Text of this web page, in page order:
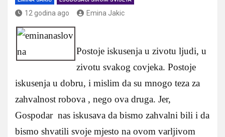
12 godina ago Emina Jakic
Postoje iskusenja u zivotu ljudi, u
zivotu svakog covjeka. Postoje
iskusenja u dobru, i mislim da su mnogo teza za
zahvalnost robova , nego ova druga. Jer,
Gospodar nas iskusava da bismo zahvalni bili i da
bismo shvatili svoje mjesto na ovom varljivom